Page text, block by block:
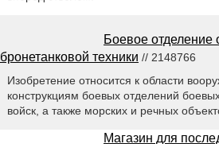
Боевое отделение
бронетанковой техники // 2148766
Изобретение относится к области
конструкциям боевых отделений
войск, а также морских и речных
Магазин для